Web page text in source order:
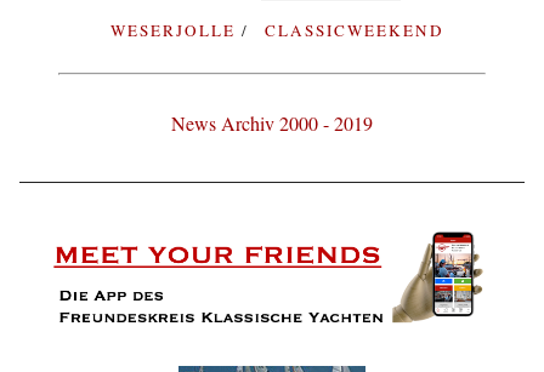
WESERJOLLE
CLASSICWEEKEND
News Archiv 2000 - 2019